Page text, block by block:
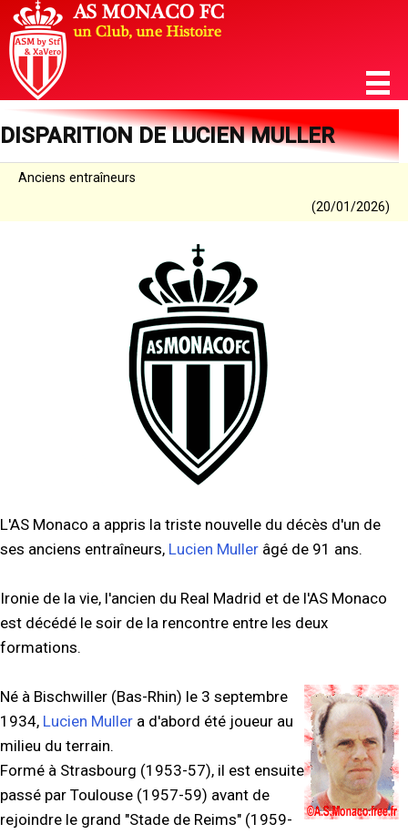
DISPARITION DE LUCIEN MULLER
Anciens entraîneurs
(20/01/2026)
L'AS Monaco a appris la triste nouvelle du décès d'un de
ses anciens entraîneurs, Lucien Muller âgé de 91 ans.
Ironie de la vie, l'ancien du Real Madrid et de l'AS Monaco
est décédé le soir de la rencontre entre les deux
formations.
Né à Bischwiller (Bas-Rhin) le 3 septembre
1934, Lucien Muller a d'abord été joueur au
milieu du terrain.
Formé à Strasbourg (1953-57), il est ensuite
passé par Toulouse (1957-59) avant de
rejoindre le grand "Stade de Reims" (1959-